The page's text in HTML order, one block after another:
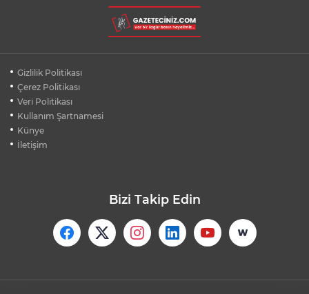
ASLI HÜNEL'DEN BURSA'DA
UNUTULMAZ KONSER
VAN'DA İŞİTME ENGELLİ MÜŞTERİ,
Gizlilik Politikası
Çerez Politikası
Veri Politikası
Kullanım Şartnamesi
Künye
İletişim
Bizi Takip Edin